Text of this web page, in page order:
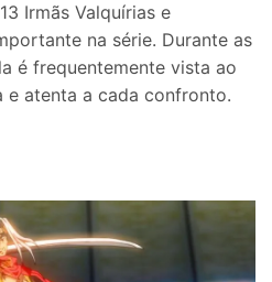
Irmãs Valquírias e
na série. Durante as
é frequentemente vista ao
e atenta a cada confronto.